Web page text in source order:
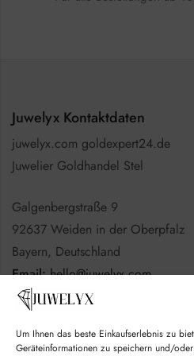
Um Ihnen das beste Einkaufserlebnis zu
Geräteinformationen zu speichern und/
Juwelyx Kontaktdaten
juwelyx.com goldexpert24.de
Juwelier Goldhandel Stel
Galgenbergstraße 9
92637 Weiden in der Oberpfalz
Bayern, Deutschland
Email:hello@juwelyx.com
Nutzen Sie gerne das